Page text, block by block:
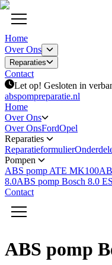
Home
Over Ons
Reparaties
Contact
Let op! Gesloten in
abspompreparatie.nl
Home
Over Ons
Over OnsFordOpel
Reparaties
Reparatieformulier
Pompen
ABS pomp ATE MK100
8.0ABS pomp Bosch 8.0
Contact
ABS pomp